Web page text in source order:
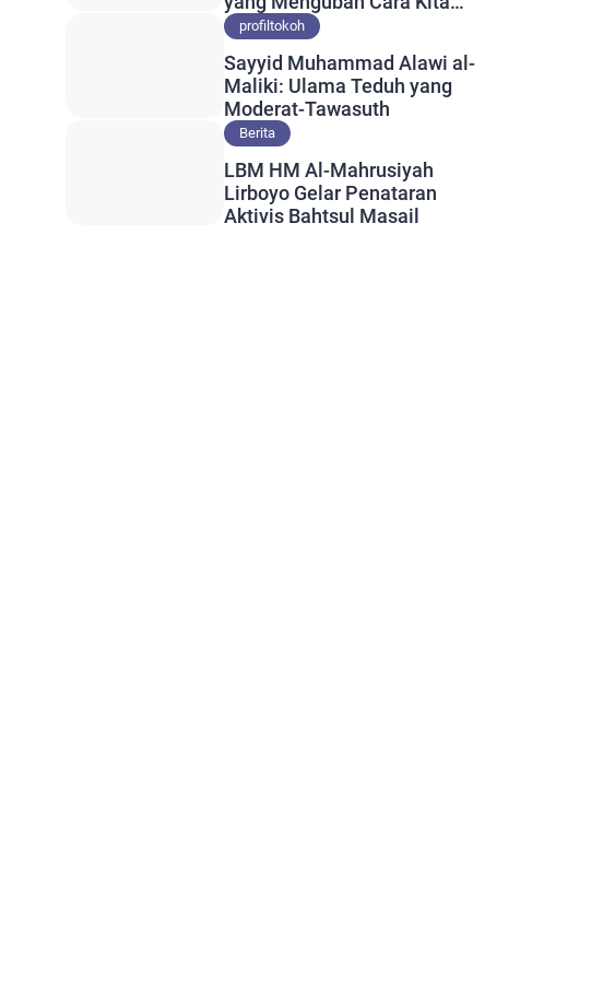
Memahami Alam Semesta
profiltokoh
Sayyid Muhammad Alawi al-
Maliki: Ulama Teduh yang
Moderat-Tawasuth
Berita
LBM HM Al-Mahrusiyah
Lirboyo Gelar Penataran
Aktivis Bahtsul Masail